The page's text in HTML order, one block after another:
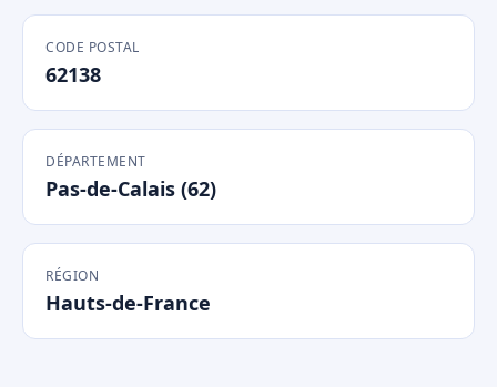
CODE POSTAL
62138
DÉPARTEMENT
Pas-de-Calais (62)
RÉGION
Hauts-de-France